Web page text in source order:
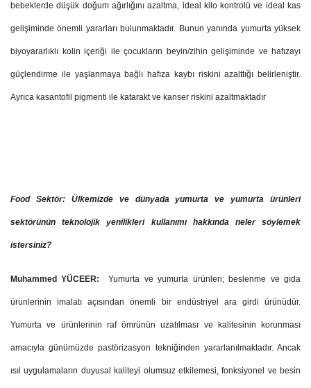
bebeklerde düşük doğum ağırlığını azaltma, ideal kilo kontrolü ve ideal kas
gelişiminde önemli yararları bulunmaktadır. Bunun yanında yumurta yüksek
biyoyararlıklı kolin içeriği ile çocukların beyin/zihin gelişiminde ve hafızayı
güçlendirme ile yaşlanmaya bağlı hafıza kaybı riskini azalttığı belirleniştir.
Ayrıca kasantofil pigmenti ile katarakt ve kanser riskini azaltmaktadır
Food Sektör: Ülkemizde ve dünyada yumurta ve yumurta ürünleri
sektörünün teknolojik yenilikleri kullanımı hakkında neler söylemek
istersiniz?
Muhammed YÜCEER: Yumurta ve yumurta ürünleri; beslenme ve gıda
ürünlerinin imalatı açısından önemli bir endüstriyel ara girdi ürünüdür.
Yumurta ve ürünlerinin raf ömrünün uzatılması ve kalitesinin korunması
amacıyla günümüzde pastörizasyon tekniğinden yararlanılmaktadır. Ancak
ısıl uygulamaların duyusal kaliteyi olumsuz etkilemesi, fonksiyonel ve besin